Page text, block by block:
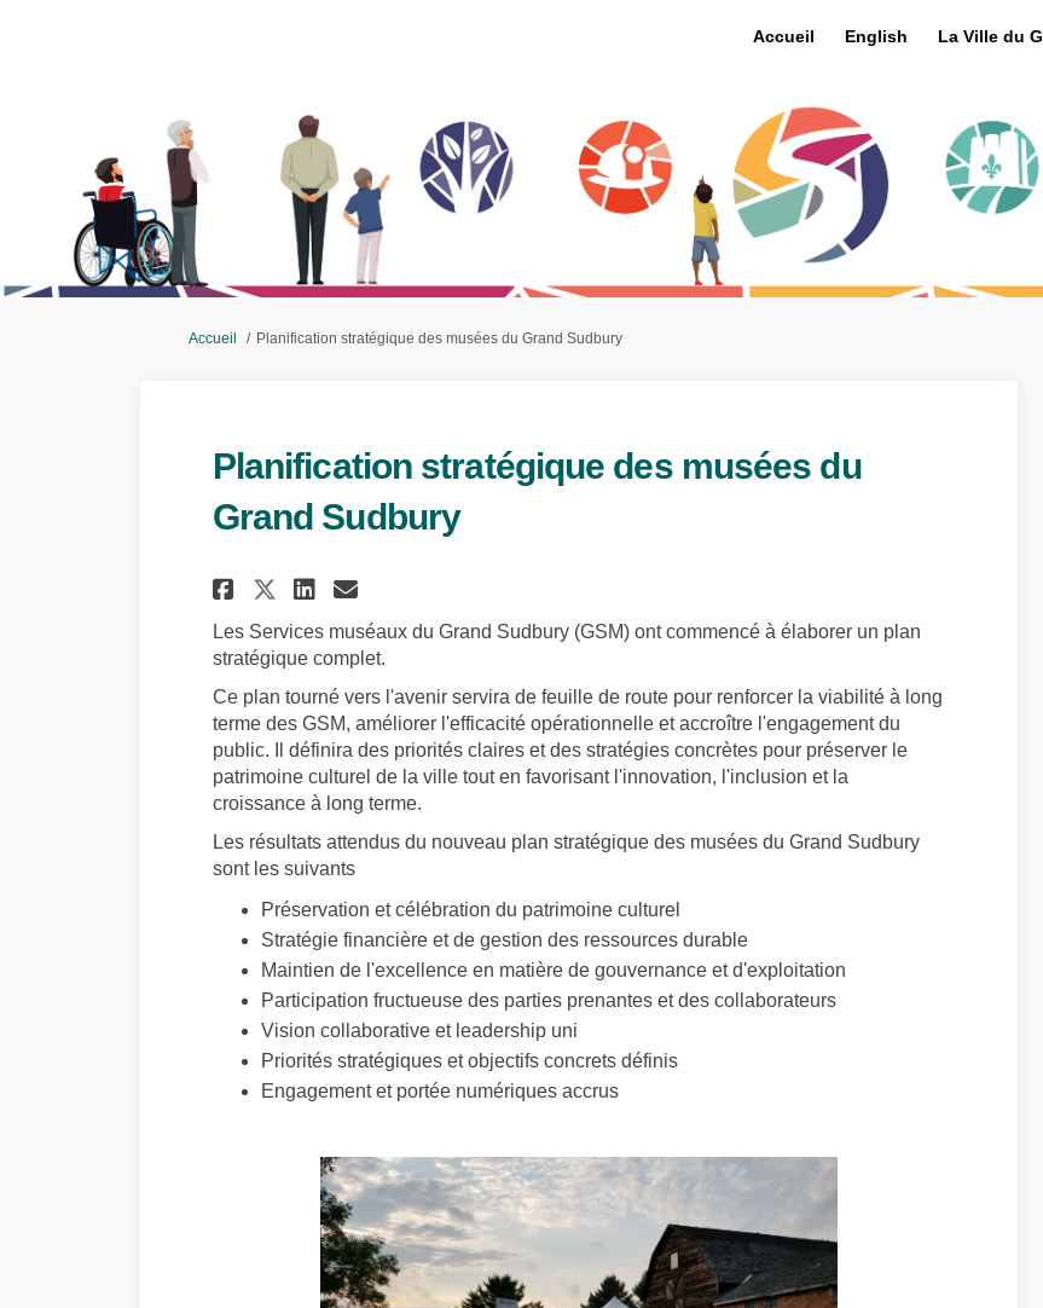
Accueil English La Ville du
Vous êtes ici:
Accueil Planification stratégique des musées du Grand Sudbury
Planification stratégique des musées du
Grand Sudbury
Partager Planification stratégique des musées du
Partager Planification stratégique des musées
Partager Planification stratégique des
Courriel Planification stratégique des
Les Services muséaux du Grand Sudbury (GSM) ont commencé à élaborer un plan
stratégique complet.
Ce plan tourné vers l'avenir servira de feuille de route pour renforcer la viabilité à long
terme des GSM, améliorer l'efficacité opérationnelle et accroître l'engagement du
public. Il définira des priorités claires et des stratégies concrètes pour préserver le
patrimoine culturel de la ville tout en favorisant l'innovation, l'inclusion et la
croissance à long terme.
Les résultats attendus du nouveau plan stratégique des musées du Grand Sudbury
sont les suivants
Préservation et célébration du patrimoine culturel
Stratégie financière et de gestion des ressources durable
Maintien de l'excellence en matière de gouvernance et d'exploitation
Participation fructueuse des parties prenantes et des collaborateurs
Vision collaborative et leadership uni
Priorités stratégiques et objectifs concrets définis
Engagement et portée numériques accrus